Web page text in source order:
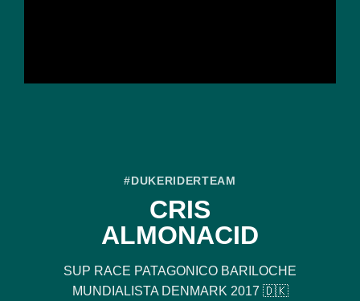
#DUKERIDERTEAM
CRIS
ALMONACID
SUP RACE PATAGONICO BARILOCHE
MUNDIALISTA DENMARK 2017 🇩🇰